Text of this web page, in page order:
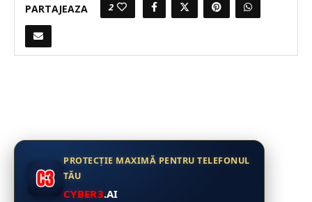
PARTAJEAZA 2
PROTECȚIE MAXIMĂ PENTRU TELEFONUL
TĂU
CYBER3.AI